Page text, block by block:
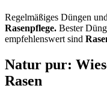
Regelmäßiges Düngen
Rasenpflege. Bester
empfehlenswert sind
Natur pur:
Rasen